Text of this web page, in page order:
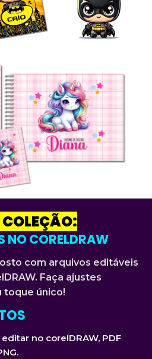
NO CORELDRAW
com arquivos editáveis
Faça ajustes
toque único!
no corelDRAW, PDF